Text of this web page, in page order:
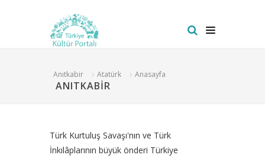
Anıtkabir Atatürk Anasayfa
ANITKABİR
Türk Kurtuluş Savaşı'nın ve Türk
İnkılâplarının büyük önderi Türkiye